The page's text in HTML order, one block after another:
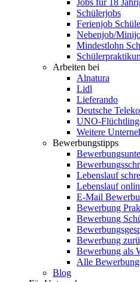
Jobs für 18
Schülerjobs
Ferienjob
Nebenjob/
Mindestlohn
Arbeiten bei
Alnatura
Lidl
Lieferando
Deutsche
UNO-
Weitere
Bewerbungstipps
Lebenslauf
Lebenslauf
E-Mail
Bewerbung
Bewerbung
Bewerbung
Bewerbung als
Alle
Blog